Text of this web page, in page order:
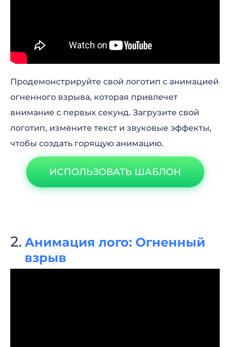
Продемонстрируйте свой логотип с анимацией
огненного взрыва, которая привлечет
внимание с первых секунд. Загрузите свой
логотип, измените текст и звуковые эффекты,
чтобы создать горящую анимацию.
ИСПОЛЬЗОВАТЬ ШАБЛОН
Анимация лого: Огненный
взрыв